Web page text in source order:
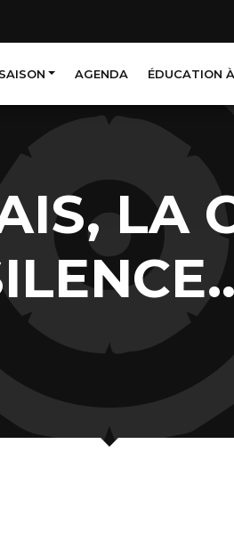
AGENDA ÉDUCATION
LA